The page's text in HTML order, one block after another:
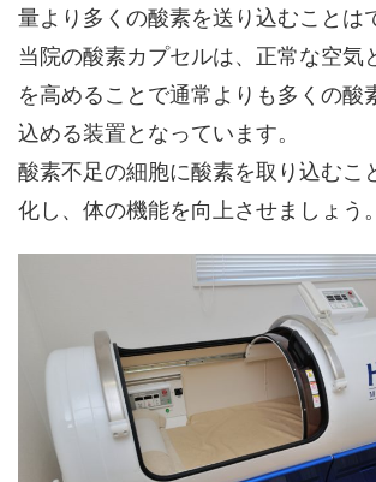
量より多くの酸素を送り込むことは
当院の酸素カプセルは、正常な空気
を高めることで通常よりも多くの酸
込める装置となっています。
酸素不足の細胞に酸素を取り込むこ
化し、体の機能を向上させましょう。